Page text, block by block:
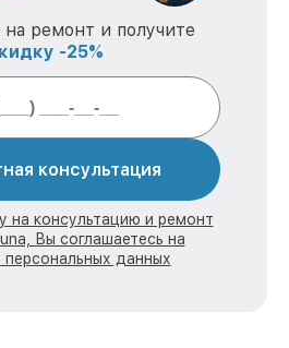
ремонт и получите
-25%
консультация
на консультацию и ремонт
Вы соглашаетесь на
данных